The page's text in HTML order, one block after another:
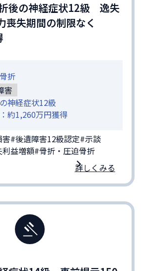
後の神経症状12級 逸失
喪失期間の制限なく
折
害
神経症状12級
約1,260万円獲得
害#後遺障害12級認定#示談
利益増額#骨折・圧迫骨折
詳しくみる